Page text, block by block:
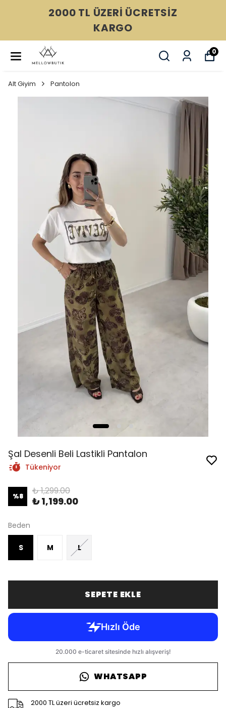
2000 TL ÜZERİ ÜCRETSİZ
KARGO
0
Alt Giyim Pantolon
Şal Desenli Beli Lastikli Pantalon
Tükeniyor
%8 ₺ 1,299.00
₺ 1,199.00
Beden
S M L
SEPETE EKLE
WHATSAPP
2000 TL üzeri ücretsiz kargo